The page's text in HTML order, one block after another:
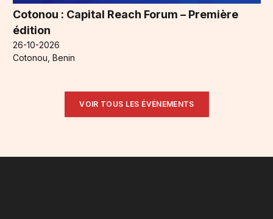
Cotonou : Capital Reach Forum – Première
édition
26-10-2026
Cotonou, Benin
VOIR TOUS LES ÉVÉNEMENTS